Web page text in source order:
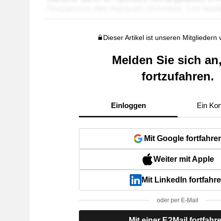
Dieser Artikel ist unseren Mitgliedern
Melden Sie sich
fortzufahren.
Einloggen Ein
Mit Google
Weiter mit Apple
Mit LinkedIn
oder per E-Mail